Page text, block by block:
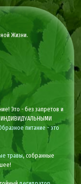
Жизни.
Это - без запретов и
ИНДИВИДУАЛЬНЫМИ
питание - это
травы, собранные